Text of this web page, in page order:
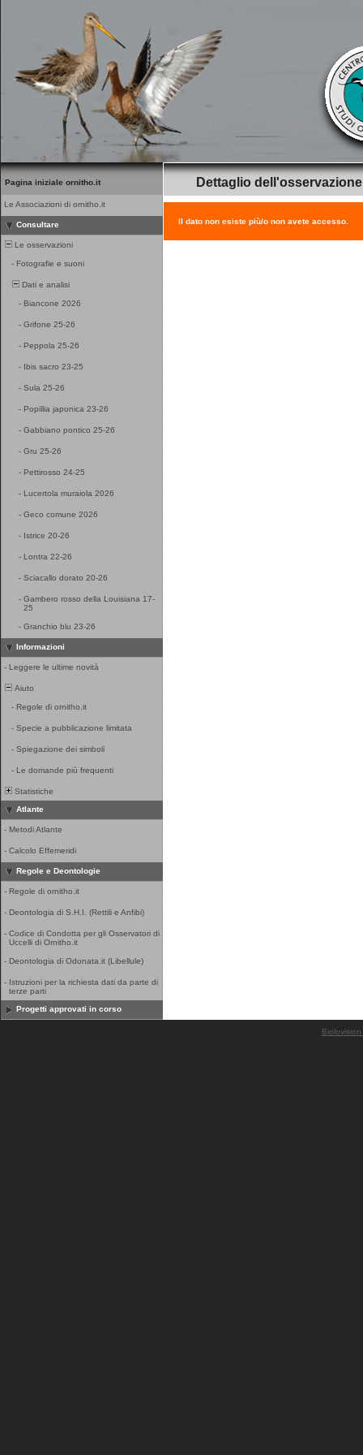
Pagina iniziale ornitho.it
Le Associazioni di ornitho.it
Consultare
Le osservazioni
- Fotografie e suoni
Dati e analisi
- Biancone 2026
- Grifone 25-26
- Peppola 25-26
- Ibis sacro 23-25
- Sula 25-26
- Popillia japonica 23-26
- Gabbiano pontico 25-26
- Gru 25-26
- Pettirosso 24-25
- Lucertola muraiola 2026
- Geco comune 2026
- Istrice 20-26
- Lontra 22-26
- Sciacallo dorato 20-26
- Gambero rosso della Louisiana 17-
25
- Granchio blu 23-26
Informazioni
- Leggere le ultime novità
Aiuto
- Regole di ornitho.it
- Specie a pubblicazione limitata
- Spiegazione dei simboli
- Le domande più frequenti
Statistiche
Atlante
- Metodi Atlante
- Calcolo Effemeridi
Regole e Deontologie
- Regole di ornitho.it
- Deontologia di S.H.I. (Rettili e Anfibi)
- Codice di Condotta per gli Osservatori di
Uccelli di Ornitho.it
- Deontologia di Odonata.it (Libellule)
- Istruzioni per la richiesta dati da parte di
terze parti
Progetti approvati in corso
Dettaglio dell'osservazione
Il dato non esiste più/o non avete accesso.
Biolovision